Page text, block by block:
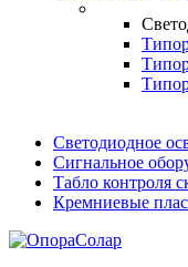
Светодиодное
Сигнальное
Табло контроля
Кремниевые